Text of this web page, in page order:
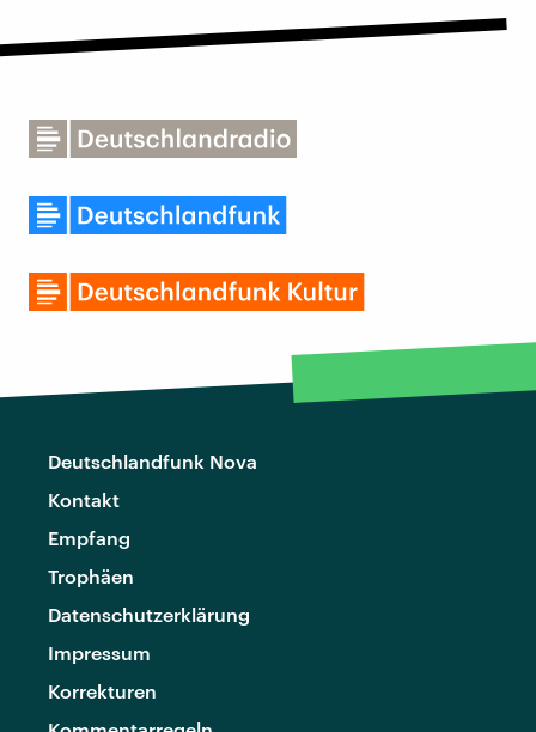
Deutschlandfunk Nova
Kontakt
Empfang
Trophäen
Datenschutzerklärung
Impressum
Korrekturen